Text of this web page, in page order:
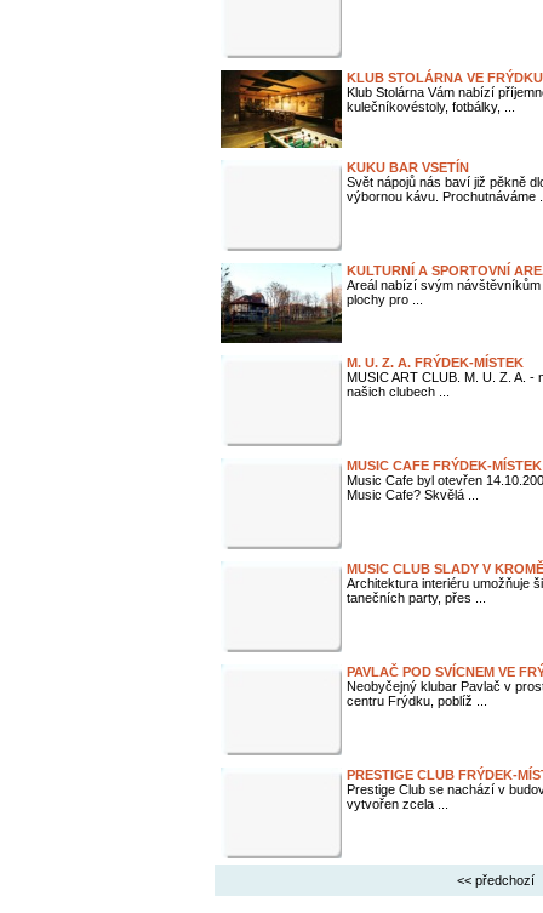
KLUB STOLÁRNA VE
Klub Stolárna Vám nabízí
kulečníkovéstoly, fotbálky, ...
KUKU BAR VSETÍN
Svět nápojů nás baví již pěkně
výbornou kávu. Prochutnáváme
KULTURNÍ A SPORTOVNÍ
Areál nabízí svým
plochy pro ...
M. U. Z. A. FRÝDEK-MÍSTEK
MUSIC ART CLUB. M. U. Z. A. -
našich clubech ...
MUSIC CAFE FRÝDEK-MÍSTEK
Music Cafe byl otevřen
Music Cafe? Skvělá ...
MUSIC CLUB SLADY V
Architektura interiéru umožňuje
tanečních party, přes ...
PAVLAČ POD SVÍCNEM VE
Neobyčejný klubar Pavlač v
centru Frýdku, poblíž ...
PRESTIGE CLUB FRÝDEK-
Prestige Club se nachází v
vytvořen zcela ...
<< předchozí